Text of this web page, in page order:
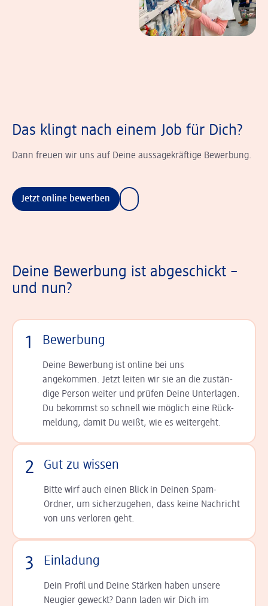
Das klingt nach einem Job für Dich?
Dann freuen wir uns auf Deine aussagekräftige Bewerbung.
Jetzt online bewerben
Deine Bewerbung ist abgeschickt –
und nun?
1 Bewerbung
Deine Bewerbung ist online bei uns
angekommen. Jetzt leiten wir sie an die zu­stän­
dige Person weiter und prüfen Deine Unterlagen.
Du bekommst so schnell wie möglich eine Rück­
meldung, damit Du weißt, wie es weitergeht.
2 Gut zu wissen
Bitte wirf auch einen Blick in Deinen Spam-
Ordner, um sicherzugehen, dass keine Nachricht
von uns verloren geht.
3 Einladung
Dein Profil und Deine Stär­ken haben unsere
Neugier geweckt? Dann laden wir Dich im